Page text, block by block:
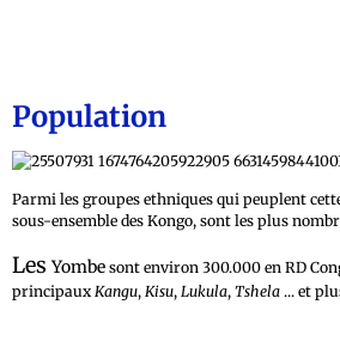
Population
Parmi les groupes ethniques qui peuplent
sous-ensemble des Kongo, sont les plus
Les Yombe sont environ 300.000 en RD
principauxKangu, Kisu, Lukula, Tshela ... et